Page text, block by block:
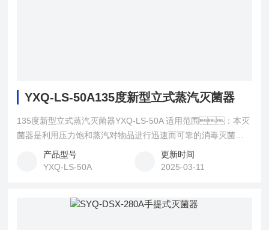
YXQ-LS-50A135度新型立式蒸汽灭菌器
135度新型立式蒸汽灭菌器YXQ-LS-50A 适用范围：本灭
菌器是利用压力饱和蒸汽对物品进行迅速而可靠的消毒灭菌设
备，适用于医疗卫生事业、科研、农
业等单位。对医疗器械、敷料、玻璃器
可作为制取高温蒸汽源设备。〈br〉
产品型号
YXQ-LS-50A
更新时间
2025-03-11